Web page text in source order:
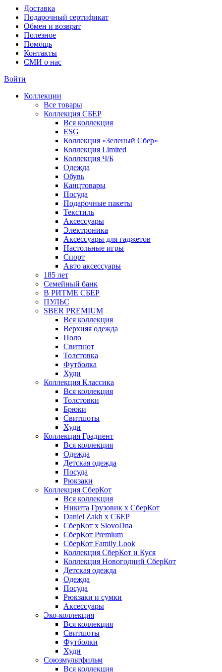
Доставка
Подарочный сертификат
Обмен и возврат
Полезное
Помощь
Контакты
СМИ о нас
Войти
Коллекции
Все товары
Коллекция СБЕР
Вся коллекция
ESG
Коллекция «Зеленый Сбер»
Коллекция Limited
Коллекция Ч/Б
Одежда
Обувь
Канцтовары
Посуда
Подарочные пакеты
Текстиль
Аксессуары
Электроника
Аксессуары для гаджетов
Настольные игры
Спорт
Авто аксессуары
185 лет
Семейный банк
В РИТМЕ СБЕР
ПУЛЬС
SBER PREMIUM
Вся коллекция
Верхняя одежда
Поло
Свитшот
Толстовка
Футболка
Худи
Коллекция Классика
Вся коллекция
Толстовки
Брюки
Свитшоты
Худи
Коллекция Градиент
Вся коллекция
Одежда
Детская одежда
Посуда
Рюкзаки
Коллекция СберКот
Вся коллекция
Никита Грузовик х СберКот
Daniel Zakh x СБЕР
СберКот x SlovoDna
СберКот Premium
СберКот Family Look
Коллекция СберКот и Куся
Коллекция Новогодний СберКот
Детская одежда
Одежда
Посуда
Рюкзаки и сумки
Аксессуары
Эко-коллекция
Вся коллекция
Свитшоты
Футболки
Худи
Союзмультфильм
Вся коллекция